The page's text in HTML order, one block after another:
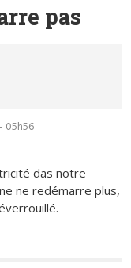
pas
05h56
das notre
ne redémarre plus,